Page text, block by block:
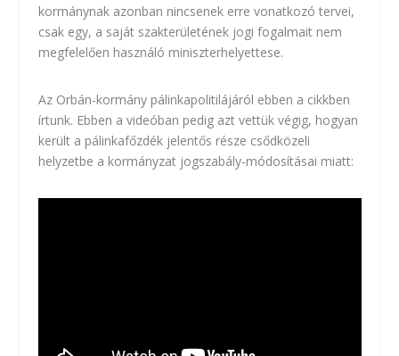
kormánynak azonban nincsenek erre vonatkozó tervei,
csak egy, a saját szakterületének jogi fogalmait nem
megfelelően használó miniszterhelyettese.
Az Orbán-kormány pálinkapolitilájáról ebben a cikkben
írtunk. Ebben a videóban pedig azt vettük végig, hogyan
került a pálinkafőzdék jelentős része csődközeli
helyzetbe a kormányzat jogszabály-módosításai miatt: